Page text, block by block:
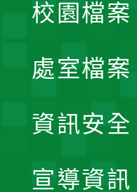
校園檔案
處室檔案
資訊安全
宣導資訊